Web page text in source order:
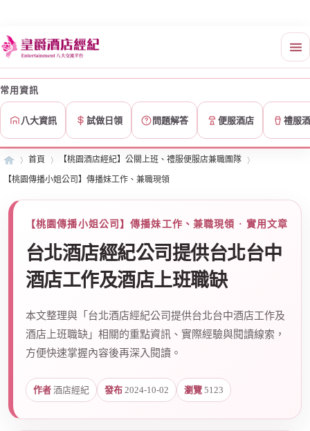
常用資訊
八大資訊 試做日領 問題解答 便服酒店 禮服
首頁
›
【桃園酒店經紀】公關上班、禮服便服店兼職團隊
【桃園傳播小姐公司】傳播妹工作、兼職現領
【桃園傳播小姐公司】傳播妹工作、兼職現領 · 實用文章
台北酒店經紀公司提供台北台中
酒店工作及酒店上班職缺
本文整理與「台北酒店經紀公司提供台北台中酒店工作及
酒店上班職缺」相關的重點資訊、實際經驗與閱讀線索，
方便快速掌握內容後再深入閱讀。
作者 酒店經紀 發布 2024-10-02 瀏覽 5123